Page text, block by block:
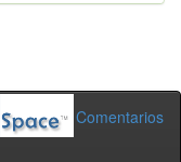
Comentarios